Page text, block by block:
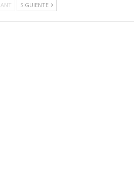
ANT SIGUIENTE